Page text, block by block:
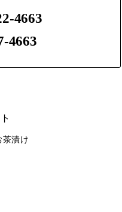
4663
4663
茶漬け